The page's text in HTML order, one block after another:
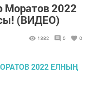
Моратов 2022
(ВИДЕО)
1382 0 0